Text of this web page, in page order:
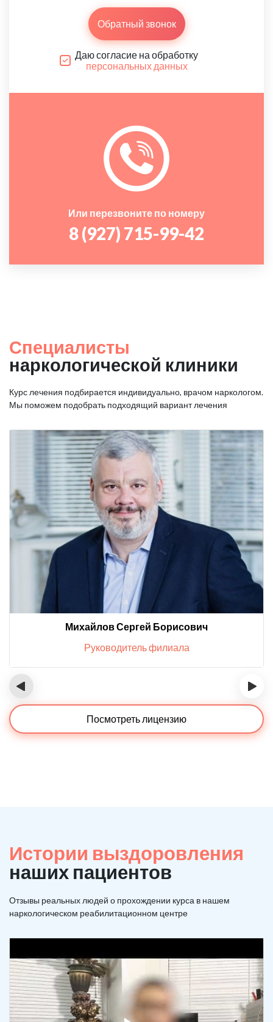
Обратный звонок
Даю согласие на обработку
персональных данных
Или перезвоните по номеру
8 (927) 715-99-42
Специалисты
наркологической клиники
Курс лечения подбирается индивидуально, врачом наркологом.
Мы поможем подобрать подходящий вариант лечения
Михайлов Сергей Борисович
Руководитель филиала
‹ ›
Посмотреть лицензию
Истории выздоровления
наших пациентов
Отзывы реальных людей о прохождении курса в нашем
наркологическом реабилитационном центре